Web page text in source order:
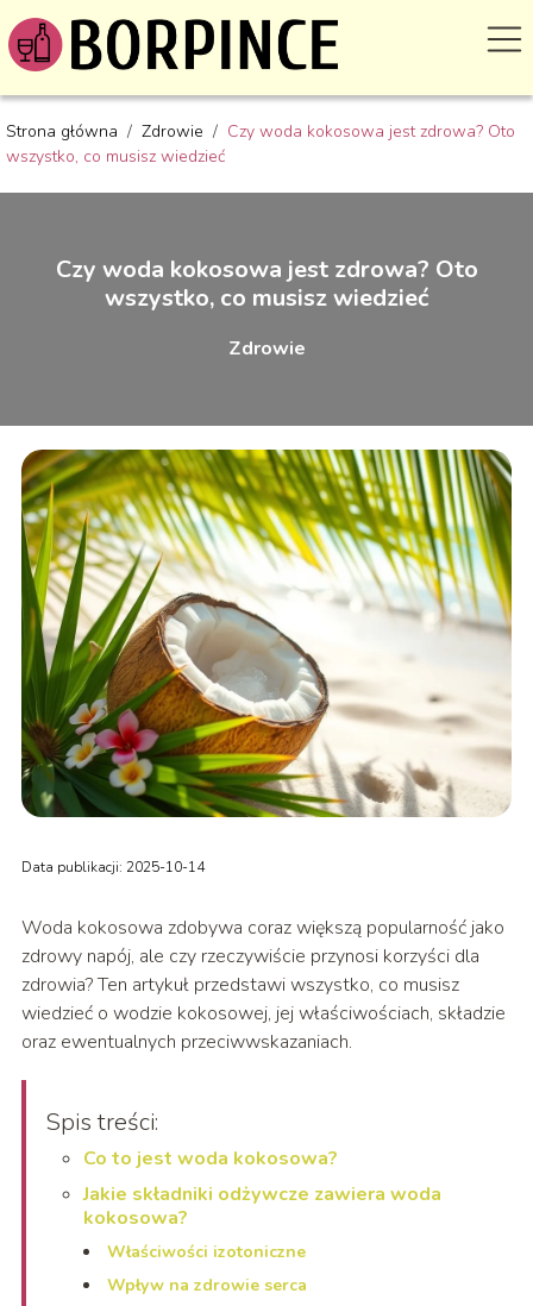
Strona główna / Zdrowie / Czy woda kokosowa jest zdrowa? Oto
wszystko, co musisz wiedzieć
Czy woda kokosowa jest zdrowa? Oto
wszystko, co musisz wiedzieć
Zdrowie
Data publikacji: 2025-10-14
Woda kokosowa zdobywa coraz większą popularność jako
zdrowy napój, ale czy rzeczywiście przynosi korzyści dla
zdrowia? Ten artykuł przedstawi wszystko, co musisz
wiedzieć o wodzie kokosowej, jej właściwościach, składzie
oraz ewentualnych przeciwwskazaniach.
Spis treści:
Co to jest woda kokosowa?
Jakie składniki odżywcze zawiera woda
kokosowa?
Właściwości izotoniczne
Wpływ na zdrowie serca